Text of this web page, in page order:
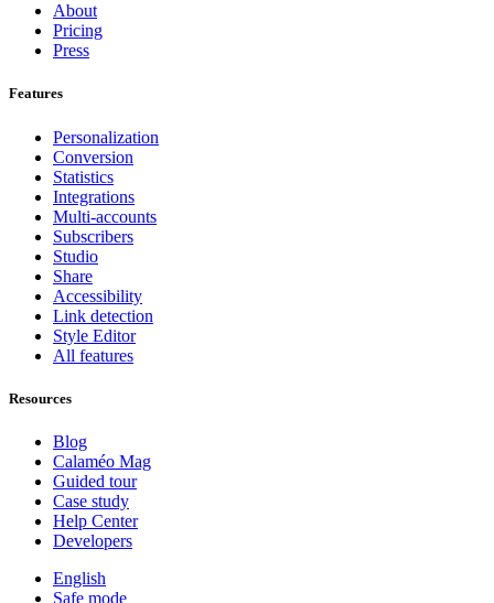
About
Pricing
Press
Features
Personalization
Conversion
Statistics
Integrations
Multi-accounts
Subscribers
Studio
Share
Accessibility
Link detection
Style Editor
All features
Resources
Blog
Calaméo Mag
Guided tour
Case study
Help Center
Developers
English
Safe mode